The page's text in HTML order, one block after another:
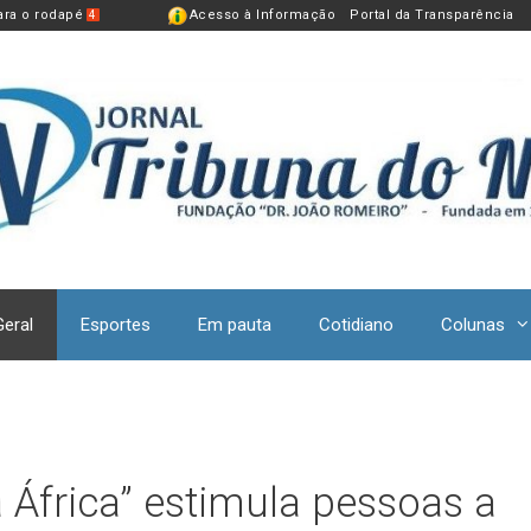
o rodapé 4 Acesso à Informação Portal da Transparência
Esportes Em pauta Cotidiano Colunas
estimula pessoas a